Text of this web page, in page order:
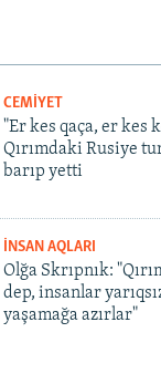
CEMİYET
"Er kes qaça, er kes
Qırımdaki Rusiye
barıp yetti
İNSAN AQLARI
Olğa Skrıpnık:
dep, insanlar
yaşamağa azırlar"